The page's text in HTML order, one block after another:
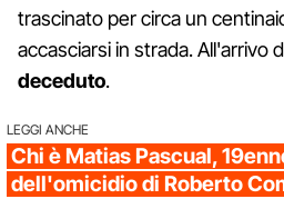
trascinato per circa un
accasciarsi in strada. All'arrivo
deceduto.
LEGGI ANCHE
Chi è Matias Pascual,
dell'omicidio di Roberto